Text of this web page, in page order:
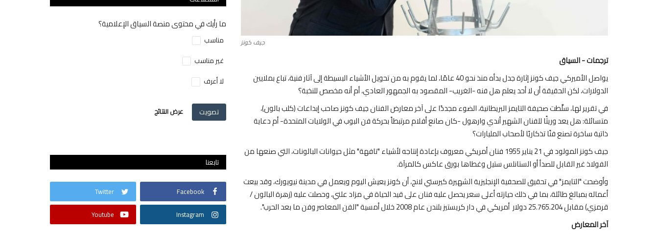
جيف كونز
ترجمات - السياق
يواصل الأميركي جيف كونز إثارة جدل بدأه منذ نحو 40 عامًا، لما يقوم به من تحويل الأشياء البسيطة إلى آثار فنية، تباع بملايين
الدولارات، لكن الحقيقة أن لا أحد يعلم هل فنه -الغريب- المقصود به الجمهور العادي، أم أنه مخصص للنخبة؟
في تقرير لها، سلَّطت صحيفة التايمز البريطانية، الضوء مجددًا على آخر معارض الفنان جيف كونز صاحب إبداعات (كلب بالون)،
متسائلة: هل يعد وريثًا للفنان الشهير أندي وارهول -كان صانع أفلام مرتبطاً بحركة فن البوب في الولايات المتحدة- أم دعاية
ذاتية ساخرة تصنع فنًا تذكاريًا لأصحاب المليارات؟
جيف كونز المولود في 21 يناير 1955 فنان أمريكي معروف بإعادة إنتاجه لأشياء "تافهة" مثل حيوانات البالونات، التي صنعها من
الفولاذ غير القابل للصدأ أو الستانلس ستيل وغطاها بورق عاكس كالمرآة.
وأوضحت "التايمز" في تحقيق للصحفية الإنجليزية الشهيرة كيرستي لانج، أن كونز يعيش اليوم ويعمل في مدينة نيويورك، وقد بيعت
أعماله بمبالغ طائلة، بما في ذلك حيازته أعلى سعر يحصل عليه فنان على قيد الحياة في مزاد علني، وحصلت عليه (زهرة البالون /
قرمزي) مقابل 25.765.204 دولار أمريكي في دار كريستيز بلندن عام 2008 خلال أمسية "الفن المعاصر وفن ما بعد الحرب".
آخر المعارض
ما رأيك في محتوى منصة السياق الإعلامية؟
مناسب
غير مناسب
لا أعرف
تصويت عرض النتائج
تابعنا
Facebook
Twitter
Instagram
Youtube